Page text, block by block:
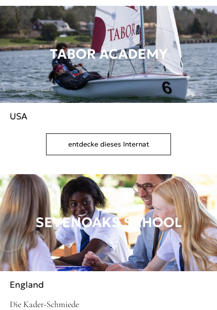
TABOR ACADEMY
USA
entdecke dieses Internat
SEVENOAKS SCHOOL
England
Die Kader-Schmiede